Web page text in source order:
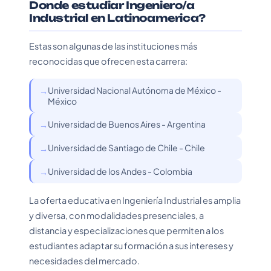
Donde estudiar Ingeniero/a
Industrial en Latinoamerica?
Estas son algunas de las instituciones más
reconocidas que ofrecen esta carrera:
Universidad Nacional Autónoma de México -
México
Universidad de Buenos Aires - Argentina
Universidad de Santiago de Chile - Chile
Universidad de los Andes - Colombia
La oferta educativa en Ingeniería Industrial es amplia
y diversa, con modalidades presenciales, a
distancia y especializaciones que permiten a los
estudiantes adaptar su formación a sus intereses y
necesidades del mercado.